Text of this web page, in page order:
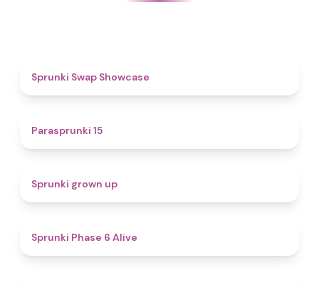
Sprunki Swap Showcase
Parasprunki 15
Sprunki grown up
Sprunki Phase 6 Alive